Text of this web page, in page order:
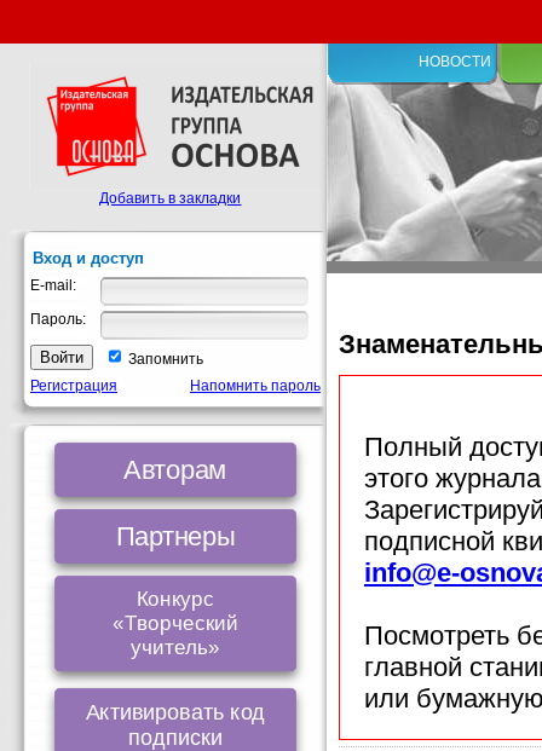
НОВОСТИ
Полный
этого
подписной
info@e-
Посмотреть
главной
или
Добавить в закладки
Вход и доступ
E-mail:
Пароль:
Запомнить
Регистрация
Напомнить пароль
Авторам
Партнеры
Конкурс
«Творческий
учитель»
Активировать код
подписки